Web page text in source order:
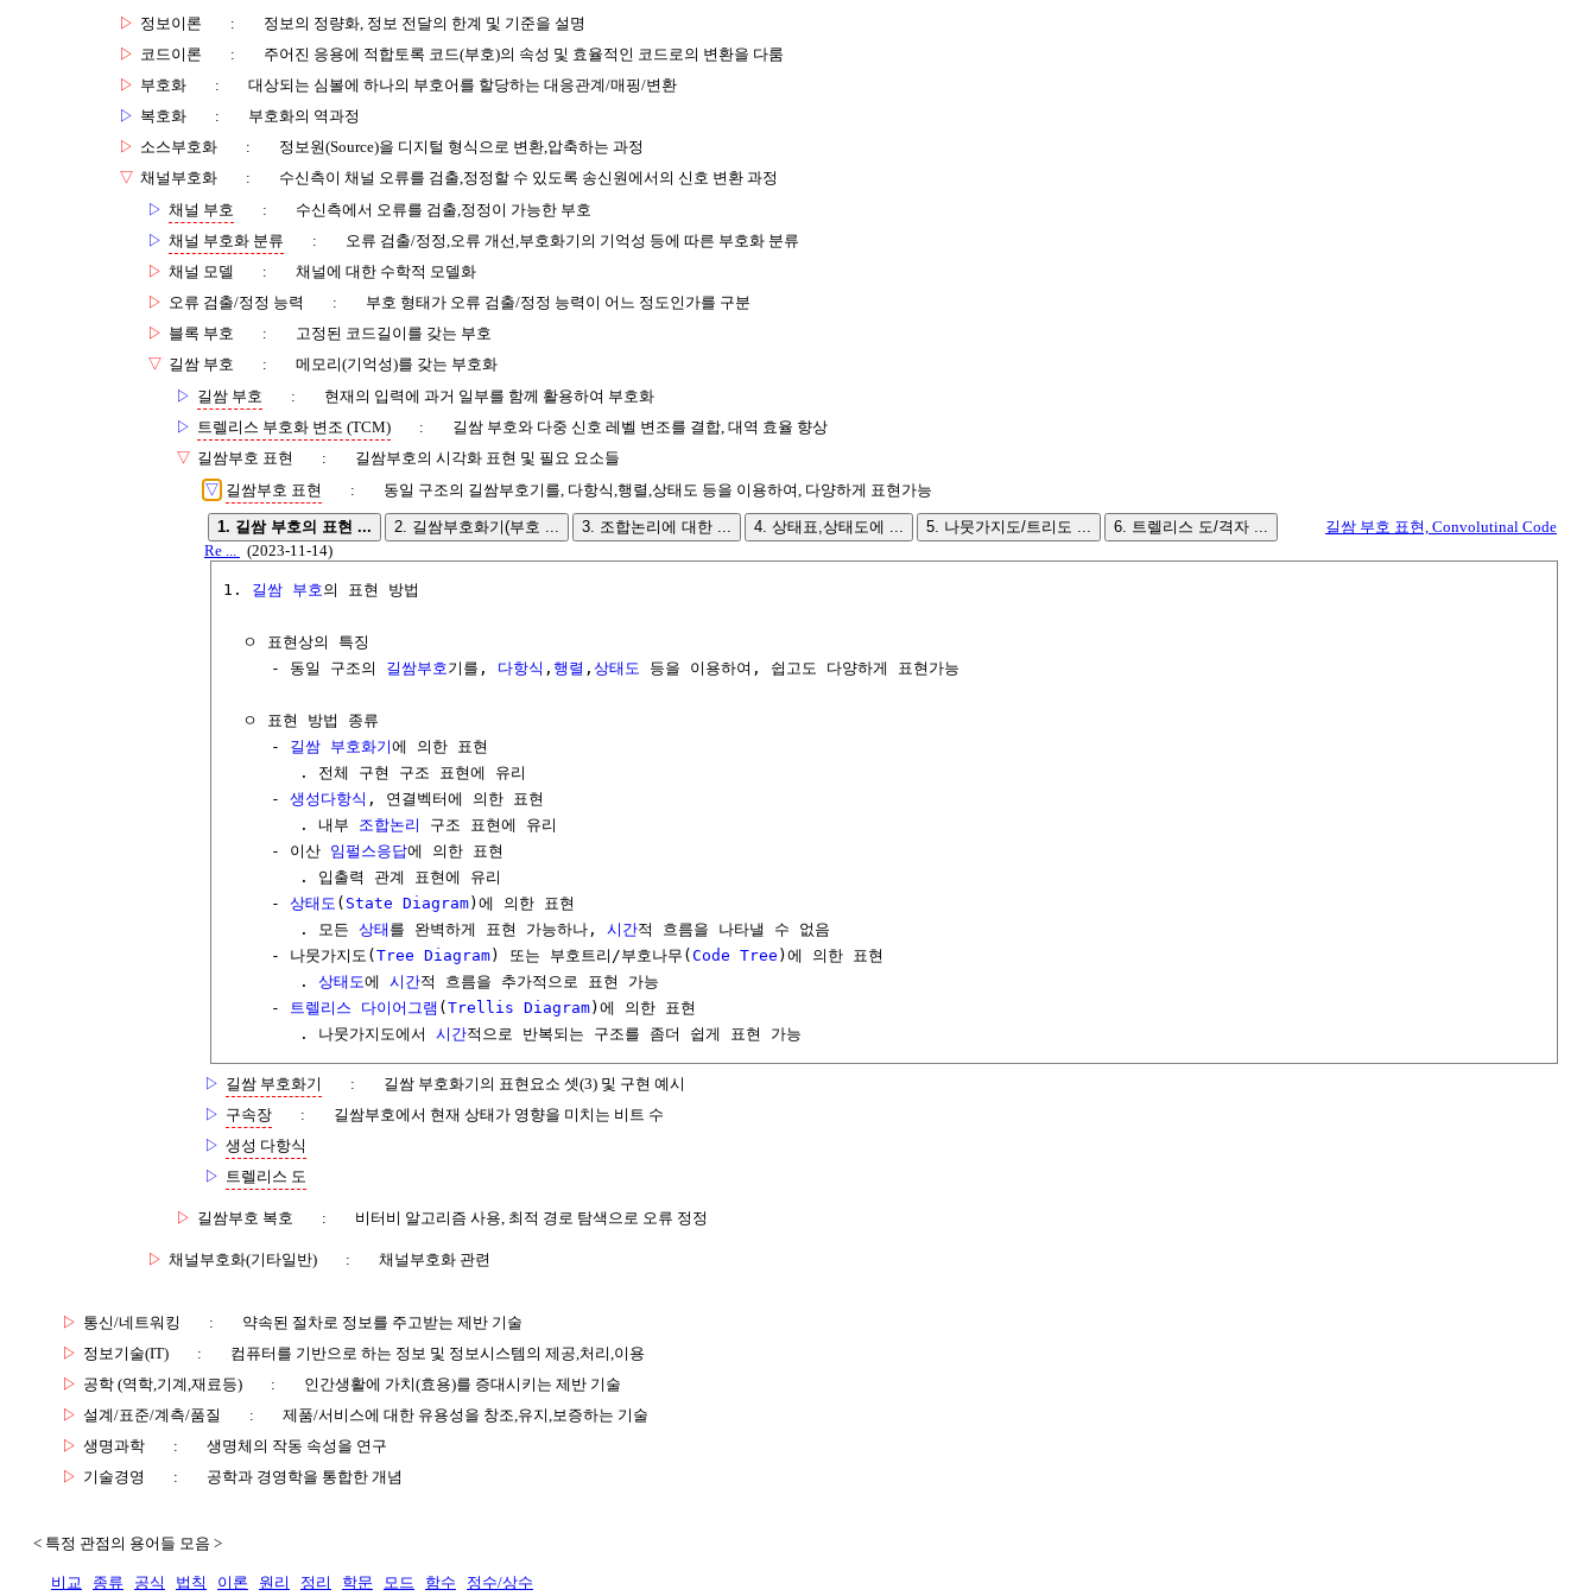
▷ 정보이론 :
정보의 정량화, 정보 전달의 한계 및 기준을 설명
▷ 코드이론 :
주어진 응용에 적합토록 코드(부호)의 속성 및 효율적인 코드로의 변환을 다룸
▷ 부호화 :
대상되는 심볼에 하나의 부호어를 할당하는 대응관계/매핑/변환
▷ 복호화 :
부호화의 역과정
▷ 소스부호화 :
정보원(Source)을 디지털 형식으로 변환,압축하는 과정
▽ 채널부호화 :
수신측이 채널 오류를 검출,정정할 수 있도록 송신원에서의 신호 변환 과정
▷ 채널 부호 :
수신측에서 오류를 검출,정정이 가능한 부호
▷ 채널 부호화 분류 :
오류 검출/정정,오류 개선,부호화기의 기억성 등에 따른 부호화 분류
▷ 채널 모델 :
채널에 대한 수학적 모델화
▷ 오류 검출/정정 능력 :
부호 형태가 오류 검출/정정 능력이 어느 정도인가를 구분
▷ 블록 부호 :
고정된 코드길이를 갖는 부호
▽ 길쌈 부호 :
메모리(기억성)를 갖는 부호화
▷ 길쌈 부호 :
현재의 입력에 과거 일부를 함께 활용하여 부호화
▷ 트렐리스 부호화 변조 (TCM) :
길쌈 부호와 다중 신호 레벨 변조를 결합, 대역 효율 향상
▽ 길쌈부호 표현 :
길쌈부호의 시각화 표현 및 필요 요소들
▽ 길쌈부호 표현 : 동일 구조의 길쌈부호기를, 다항식,행렬,상태도 등을 이용하여, 다양하게 표현가능
1. 길쌈 부호의 표현 ... 2. 길쌈부호화기(부호 ... 3. 조합논리에 대한 ... 4. 상태표,상태도에 ... 5. 나뭇가지도/트리도 ... 6. 트렐리스 도/격자 ...
길쌈 부호 표현, Convolutinal Code
Re ...
(2023-11-14)
1. 길쌈 부호의 표현 방법
  ㅇ 표현상의 특징
     - 동일 구조의
길쌈부호기를, 다항식 , 행렬 , 상태도 등을 이용하여, 쉽고도 다양하게 표현가능
  ㅇ 표현 방법 종류
     -
길쌈 부호화기에 의한 표현
        . 전체 구현 구조 표현에 유리
     -
생성다항식 , 연결벡터에 의한 표현
        . 내부
조합논리
구조 표현에 유리
     - 이산
임펄스응답에 의한 표현
        . 입출력 관계 표현에 유리
     -
상태도 ( State Diagram)에 의한 표현
        . 모든
상태 를 완벽하게 표현 가능하나, 시간적 흐름을 나타낼 수 없음
     - 나뭇가지도(
Tree Diagram) 또는 부호트리/부호나무(Code Tree )에 의한 표현
        .
상태도에 시간적 흐름을 추가적으로 표현 가능
     -
트렐리스 다이어그램 (Trellis Diagram)에 의한 표현
        . 나뭇가지도에서
시간적으로 반복되는 구조를 좀더 쉽게 표현 가능
▷ 길쌈 부호화기 :
길쌈 부호화기의 표현요소 셋(3) 및 구현 예시
▷ 구속장 :
길쌈부호에서 현재 상태가 영향을 미치는 비트 수
▷ 생성 다항식
▷ 트렐리스 도
▷ 길쌈부호 복호 : 비터비 알고리즘 사용, 최적 경로 탐색으로 오류 정정
▷ 채널부호화(기타일반) : 채널부호화 관련
▷ 통신/네트워킹 :
약속된 절차로 정보를 주고받는 제반 기술
▷ 정보기술(IT) :
컴퓨터를 기반으로 하는 정보 및 정보시스템의 제공,처리,이용
▷ 공학 (역학,기계,재료등) :
인간생활에 가치(효용)를 증대시키는 제반 기술
▷ 설계/표준/계측/품질 :
제품/서비스에 대한 유용성을 창조,유지,보증하는 기술
▷ 생명과학 :
생명체의 작동 속성을 연구
▷ 기술경영 : 공학과 경영학을 통합한 개념
< 특정 관점의 용어들 모음 >
비교 종류 공식 법칙 이론 원리 정리 학문 모드 함수 정수/상수